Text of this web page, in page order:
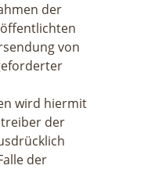
der
von
wird hiermit
der
der